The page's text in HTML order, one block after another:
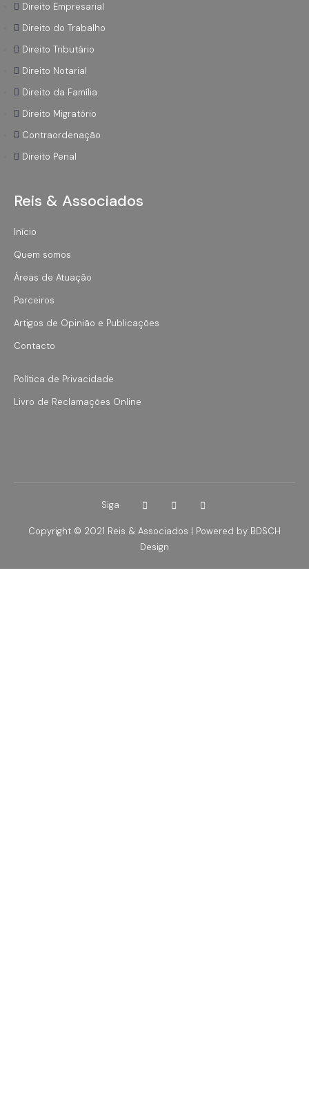
Direito Empresarial
Direito do Trabalho
Direito Tributário
Direito Notarial
Direito da Família
Direito Migratório
Contraordenação
Direito Penal
Reis & Associados
Início
Quem somos
Áreas de Atuação
Parceiros
Artigos de Opinião e Publicações
Contacto
Política de Privacidade
Livro de Reclamações Online
Copyright © 2021 Reis & Associados | Powered by BDSCH
Design
Siga